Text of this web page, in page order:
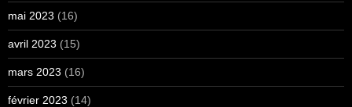
mai 2023 (16)
avril 2023 (15)
mars 2023 (16)
février 2023 (14)